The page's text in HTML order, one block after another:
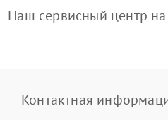
Наш сервисный центр
Контактная